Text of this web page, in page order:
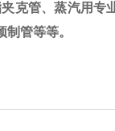
克管、蒸汽用专
管等等。